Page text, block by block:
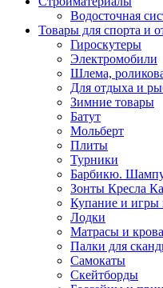
Водосточная
Товары для спорта и
Гироскутеры
Электромобили
Шлема,
Для отдыха и
Зимние товары
Батут
Мольберт
Плиты
Турники
Барбикю.
Зонты Кресла
Купание и игры
Лодки
Матрасы и
Палки для
Самокаты
Скейтборды